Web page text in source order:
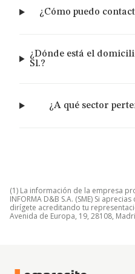
¿Cómo puedo
¿Dónde está el
Sl.?
¿A qué sector
(1) La información de la empresa
INFORMA D&B S.A. (SME) Si
dirígete acreditando tu
Avenida de Europa, 19, 28108,